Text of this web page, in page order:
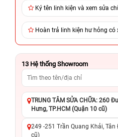
Ký tên linh kiện và xem sửa
Hoàn trả linh kiện hư hỏng có
13 Hệ thống Showroom
TRUNG TÂM SỬA CHỮA: 260
Hưng, TP.HCM (Quận 10 cũ)
249 -251 Trần Quang Khải,
cũ)